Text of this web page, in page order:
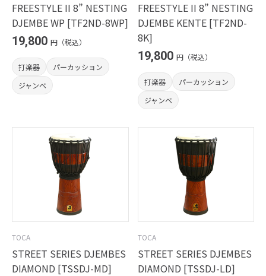
FREESTYLE II 8” NESTING
DJEMBE WP [TF2ND-8WP]
19,800 円（税込）
打楽器
パーカッション
ジャンベ
FREESTYLE II 8” NESTING
DJEMBE KENTE [TF2ND-
8K]
19,800 円（税込）
打楽器
パーカッション
ジャンベ
TOCA
STREET SERIES DJEMBES
DIAMOND [TSSDJ-MD]
TOCA
STREET SERIES DJEMBES
DIAMOND [TSSDJ-LD]